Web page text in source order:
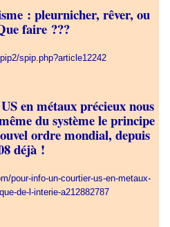
: pleurnicher, rêver, ou
faire ???
spip.php?article12242
en métaux précieux nous
du système le principe
ordre mondial, depuis
déjà !
pour-info-un-courtier-us-en-metaux-
de-l-interie-a212882787